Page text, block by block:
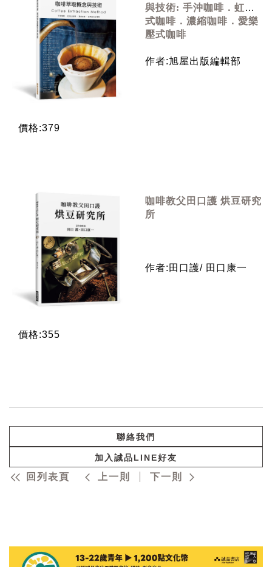
與技術: 手沖咖啡．虹吸
式咖啡．濃縮咖啡．愛樂
壓式咖啡
作者:旭屋出版編輯部
價格:379
咖啡教父田口護 烘豆研究
所
作者:田口護/ 田口康一
價格:355
聯絡我們
加入誠品LINE好友
回列表頁 上一則 下一則